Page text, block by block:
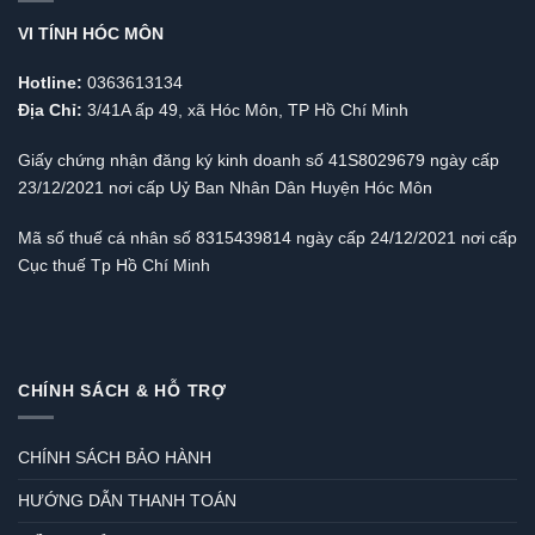
VI TÍNH HÓC MÔN
Hotline: 0363613134
Địa Chỉ: 3/41A ấp 49, xã Hóc Môn, TP Hồ Chí Minh
Giấy chứng nhận đăng ký kinh doanh số 41S8029679 ngày cấp
23/12/2021 nơi cấp Uỷ Ban Nhân Dân Huyện Hóc Môn
Mã số thuế cá nhân số 8315439814 ngày cấp 24/12/2021 nơi cấp
Cục thuế Tp Hồ Chí Minh
CHÍNH SÁCH & HỖ TRỢ
CHÍNH SÁCH BẢO HÀNH
HƯỚNG DẪN THANH TOÁN